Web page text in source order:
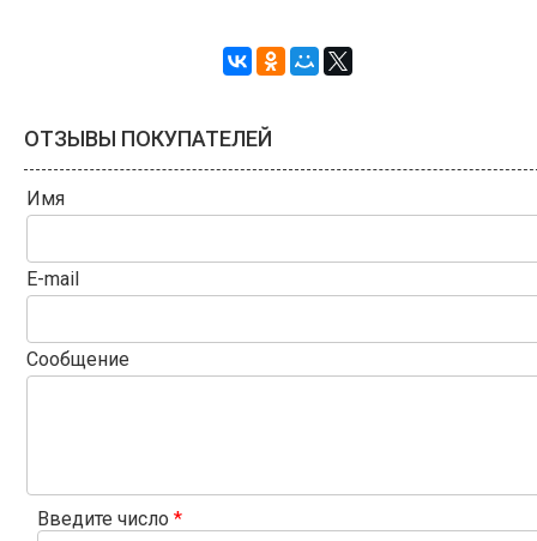
ОТЗЫВЫ ПОКУПАТЕЛЕЙ
Имя
E-mail
Сообщение